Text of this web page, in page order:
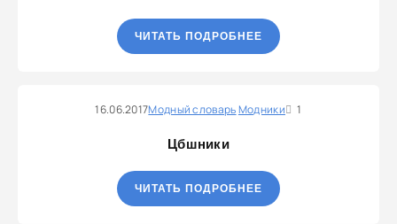
ЧИТАТЬ ПОДРОБНЕЕ
16.06.2017Модный словарьМодники 1
Цбшники
ЧИТАТЬ ПОДРОБНЕЕ